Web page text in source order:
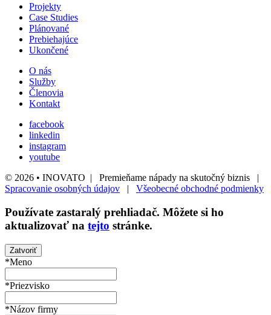
Projekty
Case Studies
Plánované
Prebiehajúce
Ukončené
O nás
Služby
Členovia
Kontakt
facebook
linkedin
instagram
youtube
© 2026 • INOVATO | Premieňame nápady na skutočný biznis |
Spracovanie osobných údajov | Všeobecné obchodné podmienky
Používate zastaralý prehliadač. Môžete si ho
aktualizovať na tejto stránke.
Zatvoriť
*Meno
*Priezvisko
*Názov firmy